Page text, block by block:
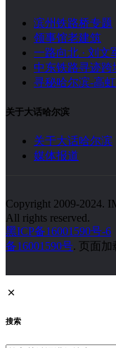
滨州铁路桥专题
领事馆老建筑
一路向北 · 刘文
中东铁路寻迹跨
寻秘哈尔滨-高
关于大话哈尔滨
关于大话哈尔滨
媒体报道
Copyright 2009-2024.
All rights reserved.
黑ICP备16001590号-6
备16001590号. 页面加
搜索